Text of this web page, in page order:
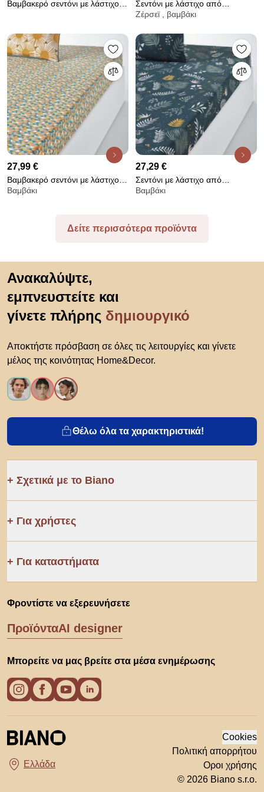
Βαμβακερό σεντόνι με λάστιχο,
Σεντόνι με λάστιχο από
βαμβακερό ζέρσεϊ, Scénario
Ζέρσεϊ , βαμβάκι
27,99 €
Βαμβακερό σεντόνι με λάστιχο,
Jahia
Βαμβάκι
27,29 €
Σεντόνι με λάστιχο από
βαμβακερό περκάλι, 200
Βαμβάκι
Δείτε περισσότερα προϊόντα
Ανακαλύψτε,
εμπνευστείτε και
γίνετε πλήρης δημιουργικό
Αποκτήστε πρόσβαση σε όλες τις λειτουργίες και γίνετε
μέλος της κοινότητας Home&Decor.
Θέλω όλα τα χαρακτηριστικά!
Σχετικά με το Biano
Για χρήστες
Για καταστήματα
Φροντίστε να εξερευνήσετε
ΠροϊόνταAI designer
Μπορείτε να μας βρείτε στα μέσα ενημέρωσης
Διάλεξε χώρα
Cookies
Πολιτική απορρήτου
Οροι χρήσης
© 2026 Biano s.r.o.